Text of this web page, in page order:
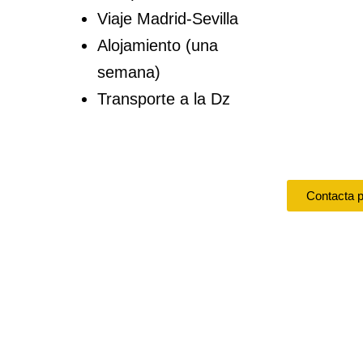
Viaje Madrid-Sevilla
Alojamiento (una
semana)
Transporte a la Dz
Contacta